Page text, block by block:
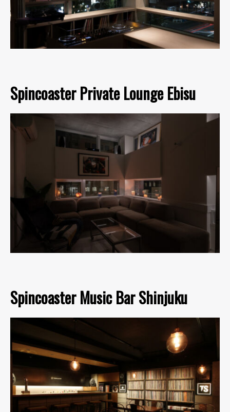
Spincoaster Private Lounge Ebisu
Spincoaster Music Bar Shinjuku